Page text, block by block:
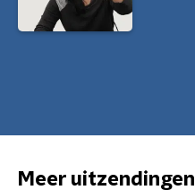
Meer uitzendingen